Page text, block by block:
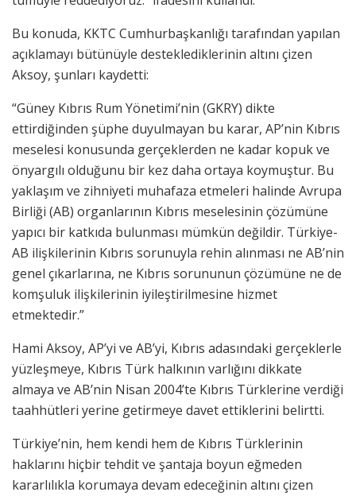
Bu konuda, KKTC Cumhurbaşkanlığı tarafından yapılan
açıklamayı bütünüyle desteklediklerinin altını çizen
Aksoy, şunları kaydetti:
“Güney Kıbrıs Rum Yönetimi’nin (GKRY) dikte
ettirdiğinden şüphe duyulmayan bu karar, AP’nin Kıbrıs
meselesi konusunda gerçeklerden ne kadar kopuk ve
önyargılı olduğunu bir kez daha ortaya koymuştur. Bu
yaklaşım ve zihniyeti muhafaza etmeleri halinde Avrupa
Birliği (AB) organlarının Kıbrıs meselesinin çözümüne
yapıcı bir katkıda bulunması mümkün değildir. Türkiye-
AB ilişkilerinin Kıbrıs sorunuyla rehin alınması ne AB’nin
genel çıkarlarına, ne Kıbrıs sorununun çözümüne ne de
komşuluk ilişkilerinin iyileştirilmesine hizmet
etmektedir.”
Hami Aksoy, AP’yi ve AB’yi, Kıbrıs adasındaki gerçeklerle
yüzleşmeye, Kıbrıs Türk halkının varlığını dikkate
almaya ve AB’nin Nisan 2004’te Kıbrıs Türklerine verdiği
taahhütleri yerine getirmeye davet ettiklerini belirtti.
Türkiye’nin, hem kendi hem de Kıbrıs Türklerinin
haklarını hiçbir tehdit ve şantaja boyun eğmeden
kararlılıkla korumaya devam edeceğinin altını çizen